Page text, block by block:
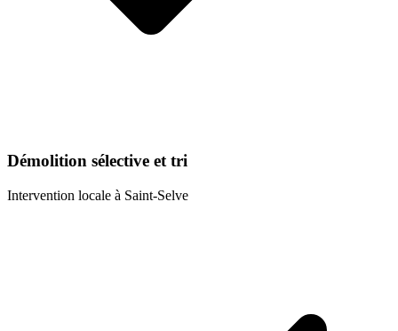
Démolition sélective et tri
Intervention locale à Saint-Selve